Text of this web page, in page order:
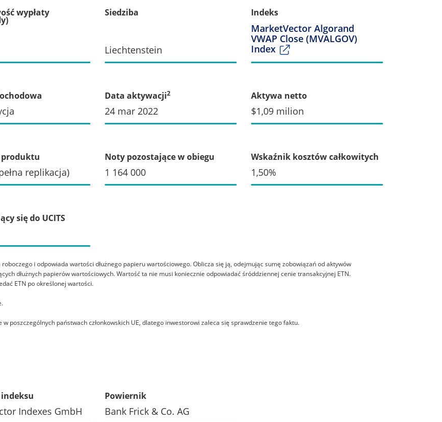
wypłaty Siedziba
Liechtenstein
Indeks
MarketVector Algorand
VWAP Close (MVALGOV)
Index
Data aktywacji2
24 mar 2022
Aktywa netto
$1,09 milion
replikacja)
Noty pozostające w obiegu
1 164 000
Wskaźnik kosztów całkowitych
1,50%
się do UCITS
i odpowiada wartości dłużnego papieru wartościowego. Oblicza się ją, odejmując sumę zobowiązań od aktywów
dłużnych papierów wartościowych. Wartość ta nie musi koniecznie odpowiadać śróddziennej cenie transakcyjnej ETN.
ETN po określonej wartości.
poszczególnych państwach członkowskich UE, dlatego inwestorowi zaleca się sprawdzenie tego faktu.
Indexes GmbH
Powiernik
Bank Frick & Co. AG